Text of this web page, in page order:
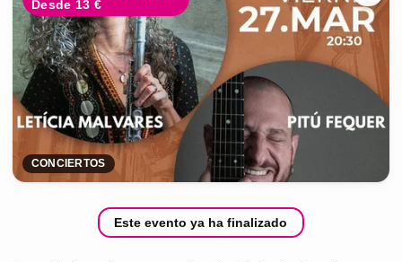
Desde 13 €
CONCIERTOS
Este evento ya ha finalizado